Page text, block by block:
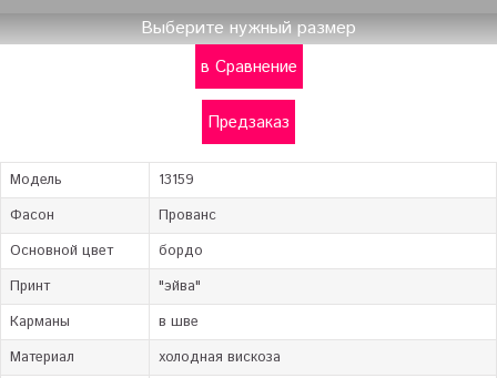
Выберите нужный размер
в Сравнение
Предзаказ
Модель
13159
Фасон
Прованс
Основной цвет
бордо
Принт
"эйва"
Карманы
в шве
Материал
холодная вискоза